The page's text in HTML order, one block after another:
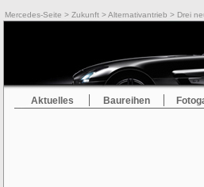
Mercedes-Seite > Zukunft >Alternativantrieb > Drei
Aktuelles Baureihen